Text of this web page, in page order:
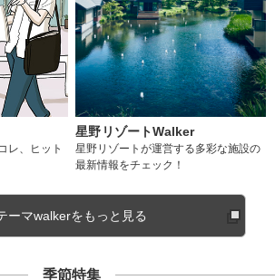
レ、ヒット
星野リゾートWalker
星野リゾートが運営する多彩な施設の
最新情報をチェック！
ーマwalkerをもっと見る
季節特集